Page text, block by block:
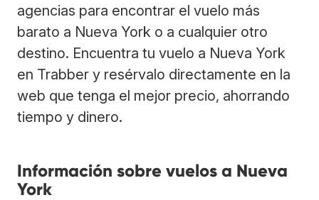
agencias para encontrar el vuelo más
barato a Nueva York o a cualquier otro
destino. Encuentra tu vuelo a Nueva York
en Trabber y resérvalo directamente en la
web que tenga el mejor precio, ahorrando
tiempo y dinero.
Información sobre vuelos a Nueva
York